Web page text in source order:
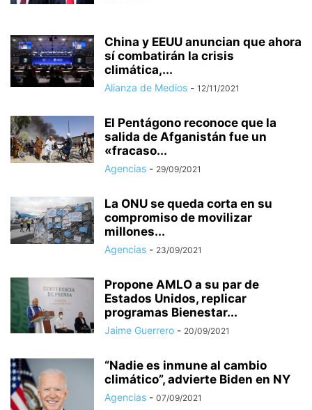
China y EEUU anuncian que ahora
sí combatirán la crisis
climática,...
Alianza de Medios - 12/11/2021
El Pentágono reconoce que la
salida de Afganistán fue un
«fracaso...
Agencias - 29/09/2021
La ONU se queda corta en su
compromiso de movilizar
millones...
Agencias - 23/09/2021
Propone AMLO a su par de
Estados Unidos, replicar
programas Bienestar...
Jaime Guerrero - 20/09/2021
“Nadie es inmune al cambio
climático”, advierte Biden en NY
Agencias - 07/09/2021